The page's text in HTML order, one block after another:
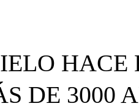
HACE
DE 3000